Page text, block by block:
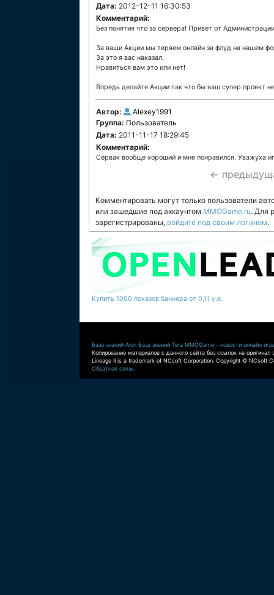
Дата: 2012-12-11 16:30:53
Комментарий:
Без понятия что за сервера! Привет от
За ваши Акции мы теряем онлайн за флуд на нашем
За это я вас наказал.
Нравиться вам это или нет!
Впредь делайте Акции так что бы ваш супер проект
Автор:
Alexey1991
Группа: Пользователь
Дата: 2011-11-17 18:29:45
Комментарий:
Сервак вообще хороший и мне понравился. Уважуха
←
Комментировать могут только пользователи
или зашедшие под аккаунтом MMOGame.ru. Для
зарегистрированы, войдите под своим логином.
Купить 1000 показов баннера от 0,11 у.е.
База знаний Aion База знаний Tera MMOGame - новости онлайн
Копирование материалов с данного сайта без ссылок на оригинал
Lineage II is a trademark of NCsoft Corporation. Copyright © NCsoft
Обратная связь